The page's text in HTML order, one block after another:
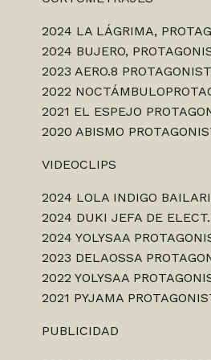
2024 LA LÁGRIMA,
2024 BUJERO,
2023 AERO.8
2022
2021 EL ESPEJO
2020 ABISMO
VIDEOCLIPS
2024 LOLA INDIGO
2024 DUKI JEFA DE
2024 YOLYSAA
2023 DELAOSSA
2022 YOLYSAA
2021 PYJAMA
PUBLICIDAD